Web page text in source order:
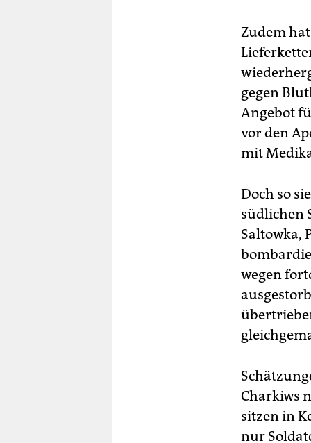
Zudem
gegen
Angebot
vor den
mit
Doch so
südlichen
Saltowka,
wegen
Charkiws
sitzen in
nur